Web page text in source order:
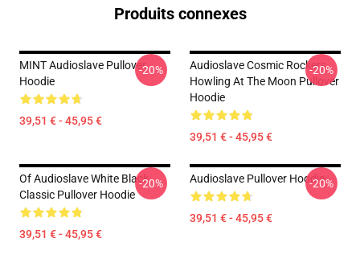
Produits connexes
MINT Audioslave Pullover
Hoodie
39,51 € - 45,95 €
-20%
Audioslave Cosmic Rockers
Howling At The Moon Pullover
Hoodie
39,51 € - 45,95 €
-20%
Of Audioslave White Black
Classic Pullover Hoodie
39,51 € - 45,95 €
-20% Audioslave Pullover Hoodie
39,51 € - 45,95 €
-20%